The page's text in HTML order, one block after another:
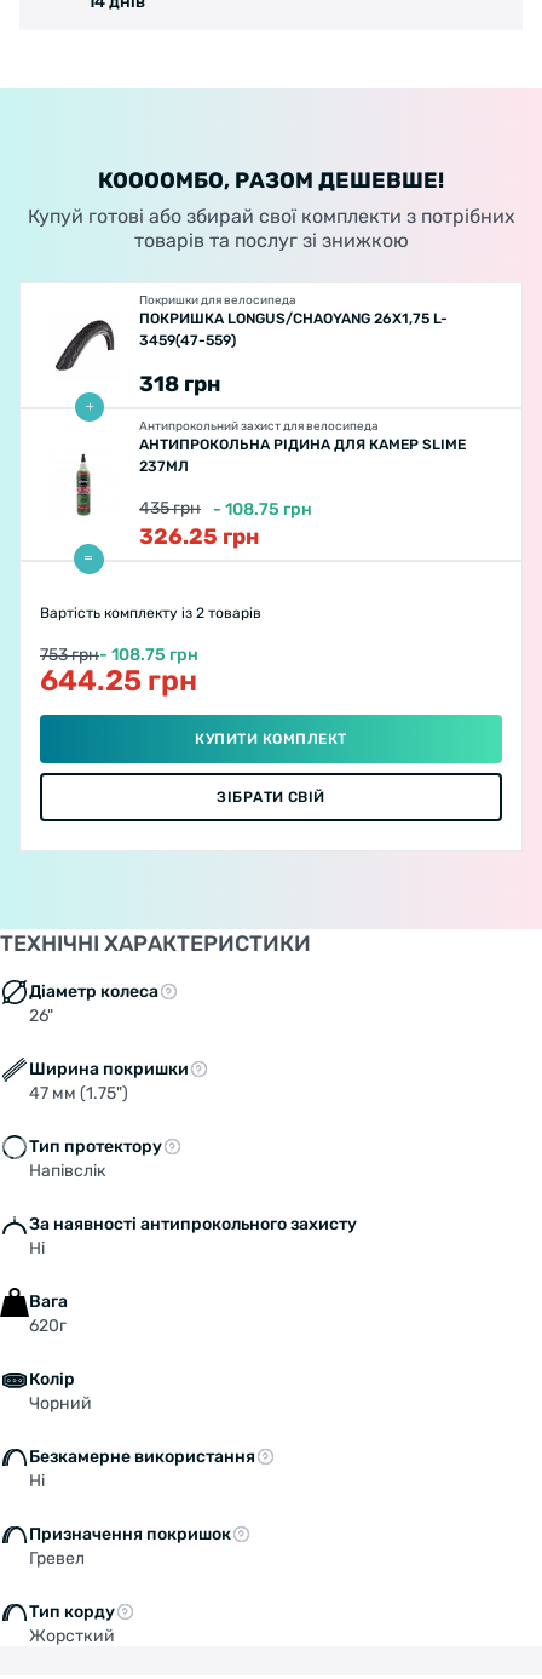
КООООМБО, РАЗОМ ДЕШЕВШЕ!
Купуй готові або збирай свої комплекти з потрібних
товарів та послуг зі знижкою
Покришки для велосипеда
ПОКРИШКА LONGUS/CHAOYANG 26X1,75 L-
3459(47-559)
318 грн
Антипрокольний захист для велосипеда
АНТИПРОКОЛЬНА РІДИНА ДЛЯ КАМЕР SLIME
237МЛ
435грн - 108.75 грн
326.25 грн
Вартість комплекту із 2 товарів
753 грн- 108.75 грн
644.25 грн
КУПИТИ КОМПЛЕКТ
ЗІБРАТИ СВІЙ
ТЕХНІЧНІ ХАРАКТЕРИСТИКИ
Діаметр колеса
26"
Ширина покришки
47 мм (1.75")
Тип протектору
Напівслік
За наявності антипрокольного захисту
Ні
Вага
620г
Колір
Чорний
Безкамерне використання
Ні
Призначення покришок
Гревел
Тип корду
Жорсткий
Do you want to switch to the Dutch version of the
STAY ON FACEBIKE.UA